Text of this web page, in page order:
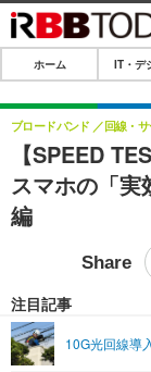
ホーム
IT・デジタル
IT・デジタル
ショッピ
SPEED TEST
エンタメ
エンタメ
音楽
ペット
リリース一覧
プッシュ通知の停
ホーム IT・デ
【SPEED
スマホの「
編
ブロードバンド 回線・
注目記事
10G光回線導